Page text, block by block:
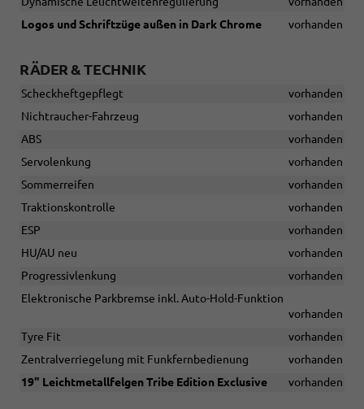
Logos und Schriftzüge außen in Dark Chrome
vorhanden
RÄDER & TECHNIK
Scheckheftgepflegt
vorhanden
Nichtraucher-Fahrzeug
vorhanden
ABS
vorhanden
Servolenkung
vorhanden
Sommerreifen
vorhanden
Traktionskontrolle
vorhanden
ESP
vorhanden
HU/AU neu
vorhanden
Progressivlenkung
vorhanden
Elektronische Parkbremse inkl. Auto-Hold-Funktion
vorhanden
Tyre Fit
vorhanden
Zentralverriegelung mit Funkfernbedienung
vorhanden
19" Leichtmetallfelgen Tribe Edition Exclusive
vorhanden